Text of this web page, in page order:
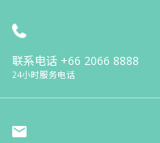
联系电话 +66 2066 8888
24小时服务电话